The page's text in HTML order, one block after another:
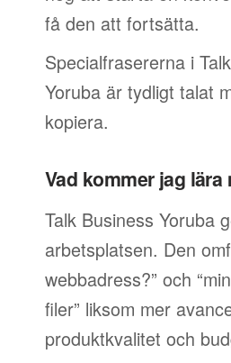
få den att fortsätta.
Specialfrasererna i
Yoruba är tydligt talat
kopiera.
Vad kommer jag lära
Talk Business Yoruba
arbetsplatsen. Den
webbadress?” och
filer” liksom mer
produktkvalitet och